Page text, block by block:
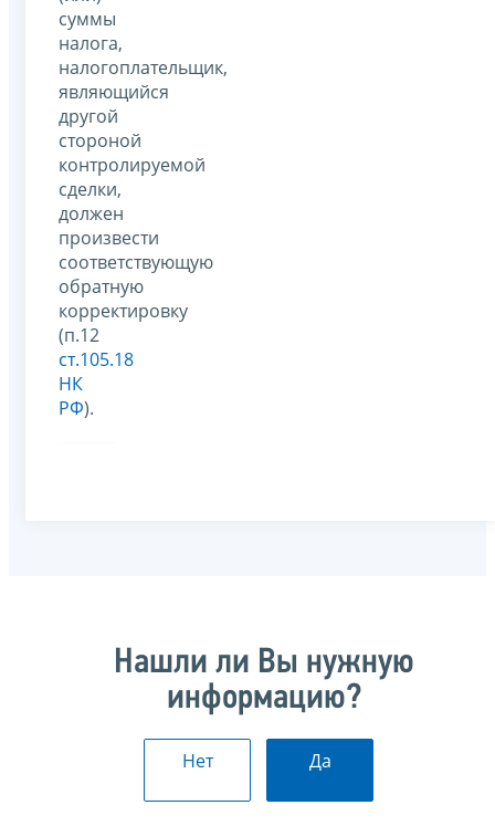
суммы
налога,
налогоплательщик,
являющийся
другой
стороной
контролируемой
сделки,
должен
произвести
соответствующую
обратную
корректировку
(п.12
ст.105.18
НК
РФ).
Нашли ли Вы нужную
информацию?
Нет Да